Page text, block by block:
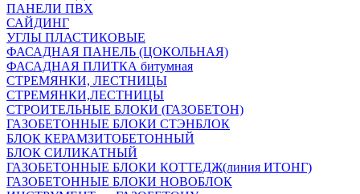
ПАНЕЛИ ПВХ
САЙДИНГ
УГЛЫ ПЛАСТИКОВЫЕ
ФАСАДНАЯ ПАНЕЛЬ (ЦОКОЛЬНАЯ)
ФАСАДНАЯ ПЛИТКА битумная
СТРЕМЯНКИ, ЛЕСТНИЦЫ
СТРЕМЯНКИ,ЛЕСТНИЦЫ
СТРОИТЕЛЬНЫЕ БЛОКИ (ГАЗОБЕТОН)
ГАЗОБЕТОННЫЕ БЛОКИ СТЭНБЛОК
БЛОК КЕРАМЗИТОБЕТОННЫЙ
БЛОК СИЛИКАТНЫЙ
ГАЗОБЕТОННЫЕ БЛОКИ КОТТЕДЖ(линия ИТОНГ)
ГАЗОБЕТОННЫЕ БЛОКИ НОВОБЛОК